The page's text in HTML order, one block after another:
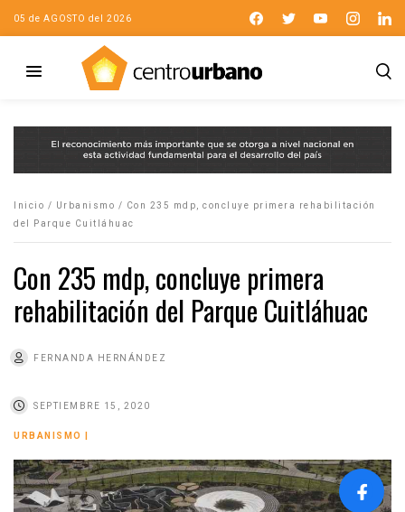
05 de AGOSTO del 2026
Inicio / Urbanismo / Con 235 mdp, concluye primera rehabilitación
del Parque Cuitláhuac
Con 235 mdp, concluye primera
rehabilitación del Parque Cuitláhuac
FERNANDA HERNÁNDEZ
SEPTIEMBRE 15, 2020
URBANISMO